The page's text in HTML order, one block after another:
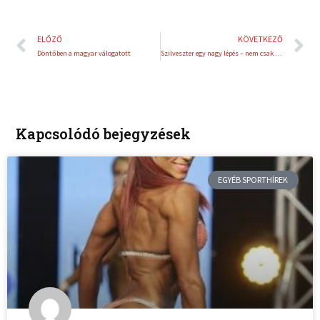
Előző
ELŐZŐ
Döntőben a magyar válogatott
KÖVETKEZŐ
Szilveszter egy nagy lépés – nem csak az újév felé!
Kapcsolódó bejegyzések
EGYÉB SPORTHÍREK